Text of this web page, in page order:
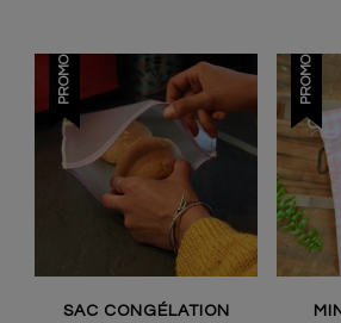
PROMO !
SAC CONGÉLATION
PROMO !